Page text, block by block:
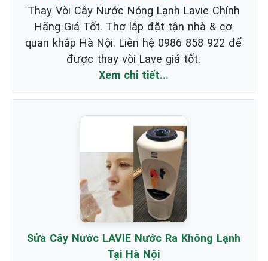
Thay Vòi Cây Nước Nóng Lạnh Lavie Chính
Hãng Giá Tốt. Thợ lắp đặt tận nhà & cơ
quan khắp Hà Nội. Liên hệ 0986 858 922 để
được thay vòi Lave giá tốt.
Xem chi tiết...
Sửa Cây Nước LAVIE Nước Ra Không Lạnh
Tại Hà Nội